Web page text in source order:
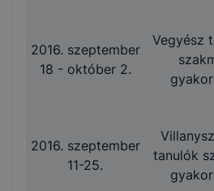
2016. szeptember
18 - október 2.
Vegyész
2016. szeptember
11-25.
tanulók